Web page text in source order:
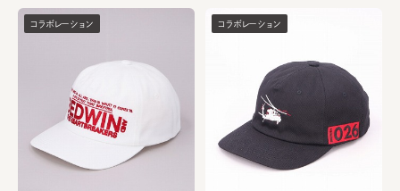
コラボレーション コラボレーション